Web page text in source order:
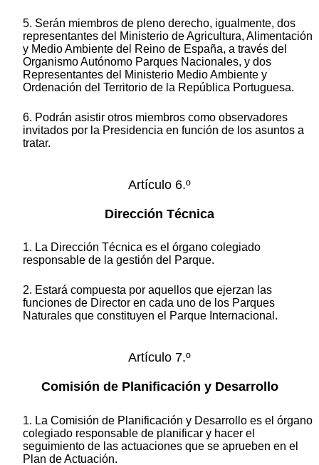
5. Serán miembros de pleno derecho, igualmente, dos
representantes del Ministerio de Agricultura, Alimentación
y Medio Ambiente del Reino de España, a través del
Organismo Autónomo Parques Nacionales, y dos
Representantes del Ministerio Medio Ambiente y
Ordenación del Territorio de la República Portuguesa.
6. Podrán asistir otros miembros como observadores
invitados por la Presidencia en función de los asuntos a
tratar.
Artículo 6.º
Dirección Técnica
1. La Dirección Técnica es el órgano colegiado
responsable de la gestión del Parque.
2. Estará compuesta por aquellos que ejerzan las
funciones de Director en cada uno de los Parques
Naturales que constituyen el Parque Internacional.
Artículo 7.º
Comisión de Planificación y Desarrollo
1. La Comisión de Planificación y Desarrollo es el órgano
colegiado responsable de planificar y hacer el
seguimiento de las actuaciones que se aprueben en el
Plan de Actuación.